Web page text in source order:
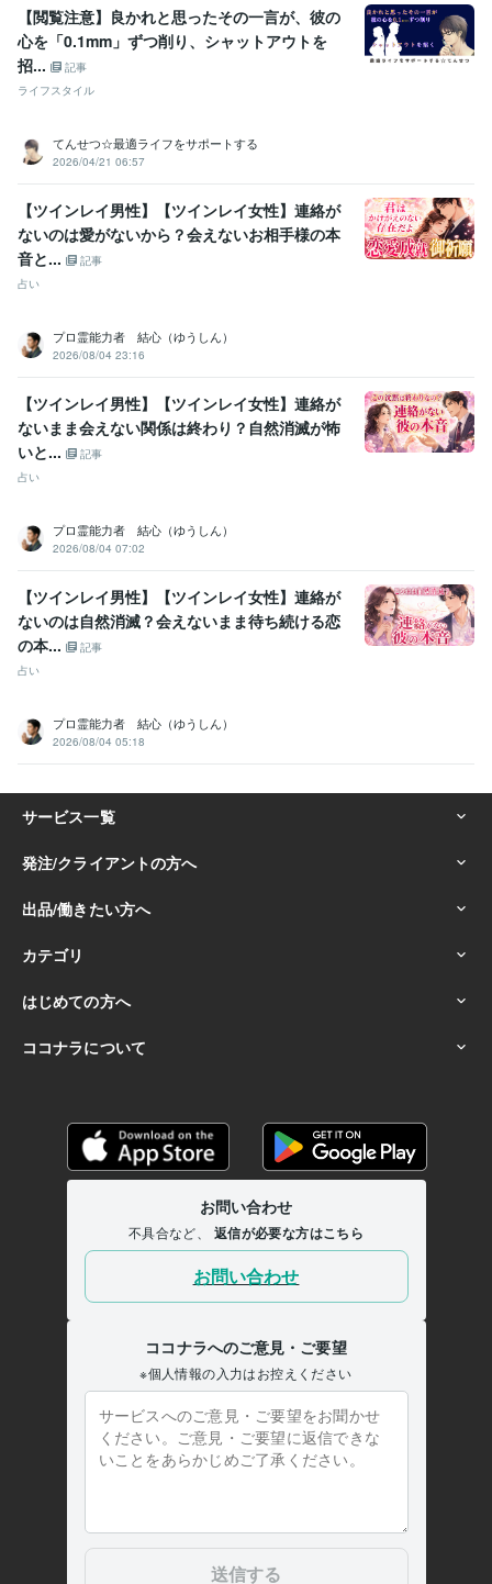
ビジネス・クリエイティブツール
WordPress:12年
Google スプレッドシート:6年
Canva:3年Bard:2年CapCut:1年PowerDirector:1年
得意分野
学習指導・資格・キャリア相談 趣味：新陰流杖術（実は師範☆） 趣
味：新陰流剣術（実は師範☆） 趣味：合気道（実は有段者☆）
学習指導・資格・キャリア相談 EFTプラクティショナー取得 MR認
【閲覧注意】良かれと思ったその一言が、彼の
心を「0.1mm」ずつ削り、シャットアウトを
招...
記事
ライフスタイル
てんせつ☆最適ライフをサポートする
2026/04/21 06:57
【ツインレイ男性】【ツインレイ女性】連絡が
ないのは愛がないから？会えないお相手様の本
音と...
記事
占い
プロ霊能力者 結心（ゆうしん）
2026/08/04 23:16
【ツインレイ男性】【ツインレイ女性】連絡が
ないまま会えない関係は終わり？自然消滅が怖
いと...
記事
占い
プロ霊能力者 結心（ゆうしん）
2026/08/04 07:02
【ツインレイ男性】【ツインレイ女性】連絡が
ないのは自然消滅？会えないまま待ち続ける恋
の本...
記事
占い
プロ霊能力者 結心（ゆうしん）
2026/08/04 05:18